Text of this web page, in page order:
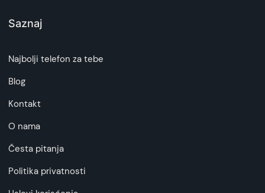
Saznaj
Najbolji telefon za tebe
Blog
Kontakt
O nama
Česta pitanja
Politika privatnosti